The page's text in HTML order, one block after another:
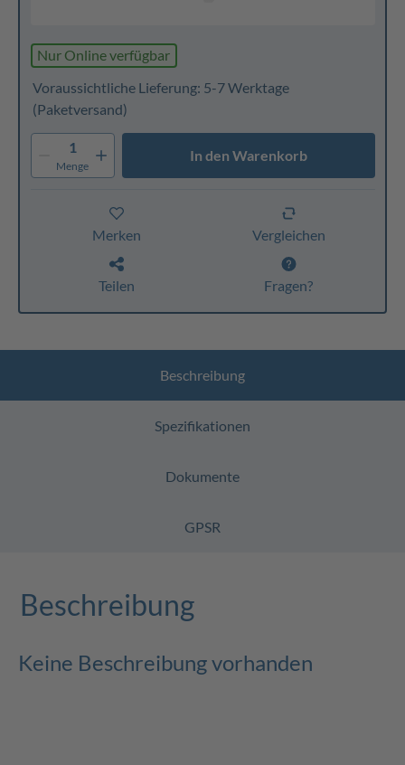
Nur Online verfügbar
Voraussichtliche Lieferung: 5-7 Werktage
(Paketversand)
1
Menge
In den Warenkorb
Merken Vergleichen
Teilen Fragen?
Beschreibung
Spezifikationen
Dokumente
GPSR
Beschreibung
Keine Beschreibung vorhanden